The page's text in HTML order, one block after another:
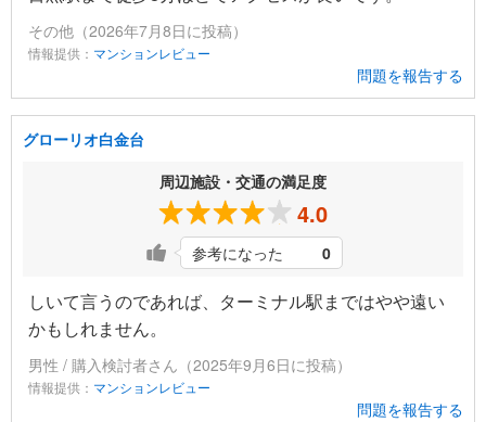
その他（2026年7月8日に投稿）
情報提供： マンションレビュー
問題を報告する
グローリオ白金台
周辺施設・交通の満足度
4.0
参考になった 0
しいて言うのであれば、ターミナル駅まではやや遠い
かもしれません。
男性 / 購入検討者さん（2025年9月6日に投稿）
情報提供： マンションレビュー
問題を報告する